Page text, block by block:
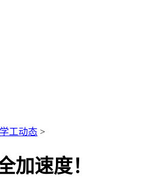
学工动态 >
加速度！